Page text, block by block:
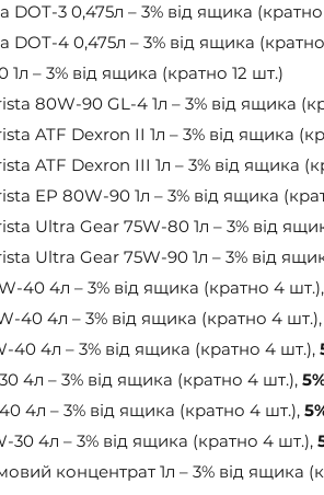
DOT-3 0,475л – 3% від ящика
DOT-4 0,475л – 3% від ящика
– 3% від ящика (кратно 12 шт.)
80W-90 GL-4 1л – 3% від ящика
ATF Dexron II 1л – 3% від ящика
ATF Dexron III 1л – 3% від ящика
EP 80W-90 1л – 3% від ящика
Ultra Gear 75W-80 1л – 3% від
Ultra Gear 75W-90 1л – 3% від
40 4л – 3% від ящика (кратно 4 шт.),
40 4л – 3% від ящика (кратно 4 шт.),
40 4л – 3% від ящика (кратно 4 шт.),
4л – 3% від ящика (кратно 4 шт.),
4л – 3% від ящика (кратно 4 шт.),
4л – 3% від ящика (кратно 4 шт.),
концентрат 1л – 3% від ящика